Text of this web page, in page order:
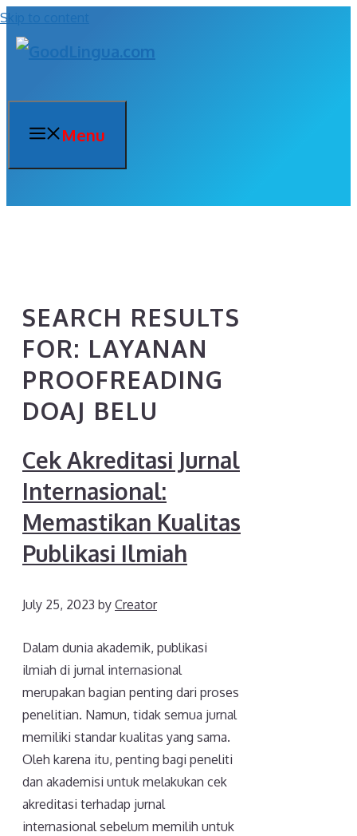
Skip to content
Menu
SEARCH RESULTS
FOR: LAYANAN
PROOFREADING
DOAJ BELU
Cek Akreditasi Jurnal
Internasional:
Memastikan Kualitas
Publikasi Ilmiah
July 25, 2023 by Creator
Dalam dunia akademik, publikasi
ilmiah di jurnal internasional
merupakan bagian penting dari proses
penelitian. Namun, tidak semua jurnal
memiliki standar kualitas yang sama.
Oleh karena itu, penting bagi peneliti
dan akademisi untuk melakukan cek
akreditasi terhadap jurnal
internasional sebelum memilih untuk